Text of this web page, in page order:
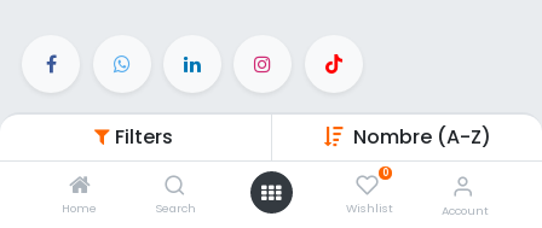
Filters Nombre (A-Z)
Home Search
0
Wishlist Account
Enlaces de Interés
Productos